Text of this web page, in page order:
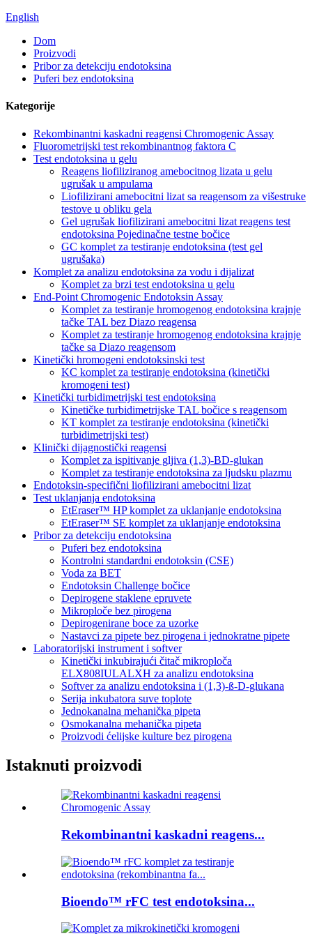
English
Dom
Proizvodi
Pribor za detekciju endotoksina
Puferi bez endotoksina
Kategorije
Rekombinantni kaskadni reagensi Chromogenic Assay
Fluorometrijski test rekombinantnog faktora C
Test endotoksina u gelu
Reagens liofiliziranog amebocitnog lizata u gelu
ugrušak u ampulama
Liofilizirani amebocitni lizat sa reagensom za višestruke
testove u obliku gela
Gel ugrušak liofilizirani amebocitni lizat reagens test
endotoksina Pojedinačne testne bočice
GC komplet za testiranje endotoksina (test gel
ugrušaka)
Komplet za analizu endotoksina za vodu i dijalizat
Komplet za brzi test endotoksina u gelu
End-Point Chromogenic Endotoksin Assay
Komplet za testiranje hromogenog endotoksina krajnje
tačke TAL bez Diazo reagensa
Komplet za testiranje hromogenog endotoksina krajnje
tačke sa Diazo reagensom
Kinetički hromogeni endotoksinski test
KC komplet za testiranje endotoksina (kinetički
kromogeni test)
Kinetički turbidimetrijski test endotoksina
Kinetičke turbidimetrijske TAL bočice s reagensom
KT komplet za testiranje endotoksina (kinetički
turbidimetrijski test)
Klinički dijagnostički reagensi
Komplet za ispitivanje gljiva (1,3)-BD-glukan
Komplet za testiranje endotoksina za ljudsku plazmu
Endotoksin-specifični liofilizirani amebocitni lizat
Test uklanjanja endotoksina
EtEraser™ HP komplet za uklanjanje endotoksina
EtEraser™ SE komplet za uklanjanje endotoksina
Pribor za detekciju endotoksina
Puferi bez endotoksina
Kontrolni standardni endotoksin (CSE)
Voda za BET
Endotoksin Challenge bočice
Depirogene staklene epruvete
Mikroploče bez pirogena
Depirogenirane boce za uzorke
Nastavci za pipete bez pirogena i jednokratne pipete
Laboratorijski instrument i softver
Kinetički inkubirajući čitač mikroploča
ELX808IULALXH za analizu endotoksina
Softver za analizu endotoksina i (1,3)-ß-D-glukana
Serija inkubatora suve toplote
Jednokanalna mehanička pipeta
Osmokanalna mehanička pipeta
Proizvodi ćelijske kulture bez pirogena
Istaknuti proizvodi
Rekombinantni kaskadni reagens...
Bioendo™ rFC test endotoksina...